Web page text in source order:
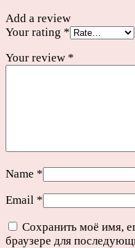
Add a review
Your rating *
Your review *
Name *
Email *
Сохранить моё имя,
браузере для